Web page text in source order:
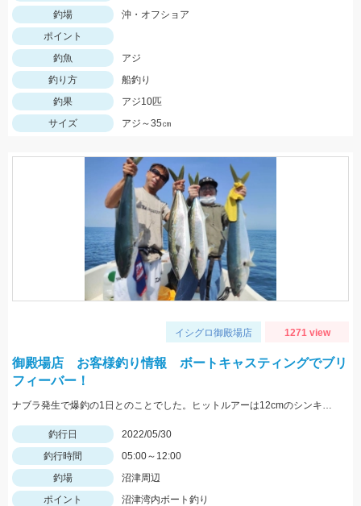
釣場
沖・オフショア
ポイント
釣魚
アジ
釣り方
船釣り
釣果
アジ10匹
サイズ
アジ～35㎝
イシグロ御殿場店 1271 view
御殿場店 お客様釣り情報 ボートキャスティングでブリ
フィーバー！
ナブラ発生で爆釣の1日とのことでした。ヒットルアーは12cmのシンキングペンシル。 90㎝クラスの大型ブリ。おめでとうございます！
釣行日
2022/05/30
釣行時間
05:00～12:00
釣場
沼津周辺
ポイント
沼津湾内ボート釣り